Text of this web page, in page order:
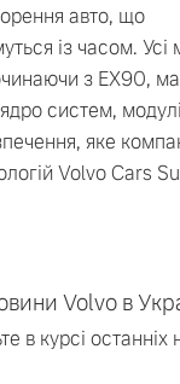
авто, що
із часом. Усі
з EX90,
систем,
яке
Volvo Cars
Volvo в
в курсі останніх